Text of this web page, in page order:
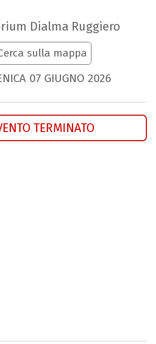
Dialma Ruggiero
sulla mappa
07 GIUGNO 2026
TERMINATO